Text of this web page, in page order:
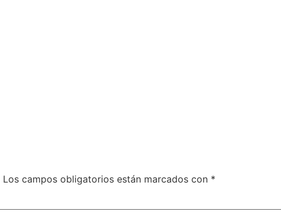
Los campos obligatorios están marcados con *